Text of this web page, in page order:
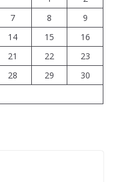
7 8
9
14 15
16
21 22
23
28 29
30